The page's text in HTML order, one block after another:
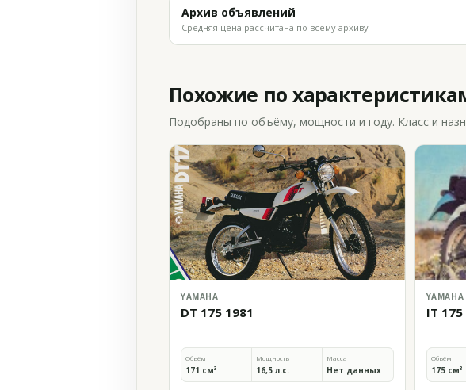
Архив объявлений
Средняя цена рассчитана по всему архиву
Похожие по
Подобраны по объёму, мощности и году. Класс и
YAMAHA
DT 175 1981
Объём
171 см³
Мощность
16,5 л.с.
Масса
Нет данных
YAMAHA
IT 175
Объём
175 см³